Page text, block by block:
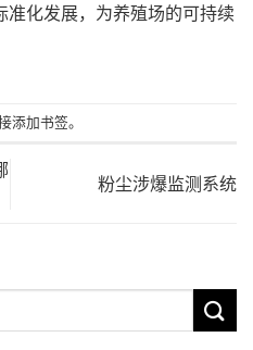
化发展，为养殖场的可持续
添加书签。
粉尘涉爆监测系统